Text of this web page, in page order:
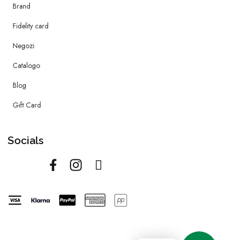
Brand
Fidelity card
Negozi
Catalogo
Blog
Gift Card
Socials